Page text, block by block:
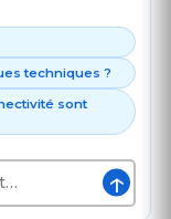
techniques ?
sont
↑